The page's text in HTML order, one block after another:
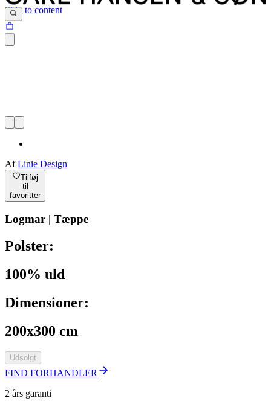
Skip to content
AfLinie Design
Tilføj
til
favoritter
Logmar | Tæppe
Polster:
100% uld
Dimensioner:
200x300 cm
Udsolgt
FIND FORHANDLER
2 års garanti